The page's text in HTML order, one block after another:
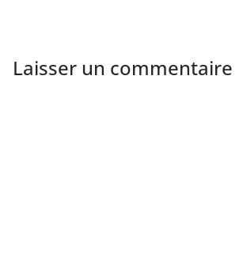
Laisser un commentaire